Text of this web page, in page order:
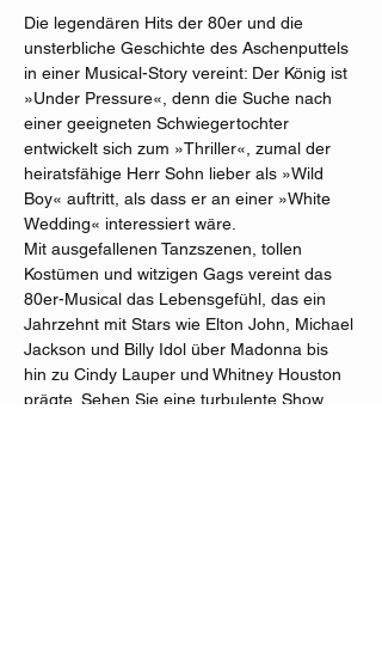
Die legendären Hits der 80er und die
unsterbliche Geschichte des Aschenputtels
in einer Musical-Story vereint: Der König ist
»Under Pressure«, denn die Suche nach
einer geeigneten Schwiegertochter
entwickelt sich zum »Thriller«, zumal der
heiratsfähige Herr Sohn lieber als »Wild
Boy« auftritt, als dass er an einer »White
Wedding« interessiert wäre.
Mit ausgefallenen Tanzszenen, tollen
Kostümen und witzigen Gags vereint das
80er-Musical das Lebensgefühl, das ein
Jahrzehnt mit Stars wie Elton John, Michael
Jackson und Billy Idol über Madonna bis
hin zu Cindy Lauper und Whitney Houston
prägte. Sehen Sie eine turbulente Show